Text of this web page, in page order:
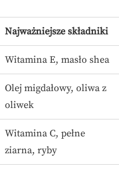
Najważniejsze składniki
Witamina E, masło shea
Olej migdałowy, oliwa z
oliwek
Witamina C, pełne
ziarna, ryby